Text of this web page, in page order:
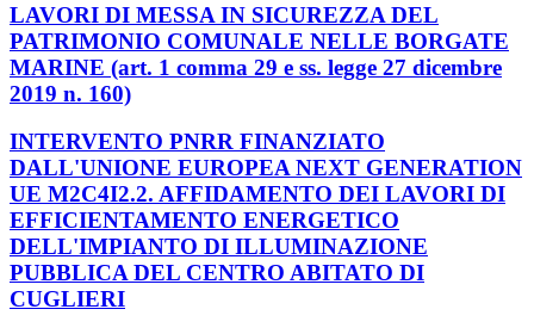
LAVORI DI MESSA IN SICUREZZA DEL
PATRIMONIO COMUNALE NELLE BORGATE
MARINE (art. 1 comma 29 e ss. legge 27 dicembre
2019 n. 160)
INTERVENTO PNRR FINANZIATO
DALL'UNIONE EUROPEA NEXT GENERATION
UE M2C4I2.2. AFFIDAMENTO DEI LAVORI DI
EFFICIENTAMENTO ENERGETICO
DELL'IMPIANTO DI ILLUMINAZIONE
PUBBLICA DEL CENTRO ABITATO DI
CUGLIERI